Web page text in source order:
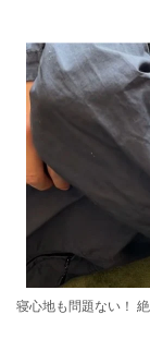
寝心地も問題ない！